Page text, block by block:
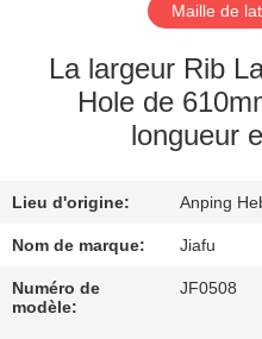
VISITE
D'USINE
CONTRÔLE
DE
QUALITÉ
Maille de
La largeur Rib
Hole de
longueur
Lieu d'origine: Anping
Nom de marque: Jiafu
Numéro de
modèle:
JF0508